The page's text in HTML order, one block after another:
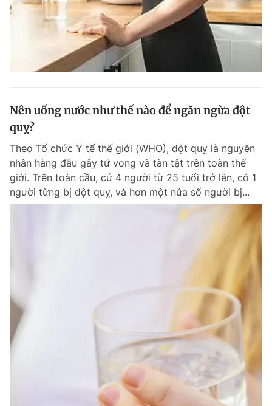
Nên uống nước như thế nào để ngăn ngừa đột
quỵ?
Theo Tổ chức Y tế thế giới (WHO), đột quỵ là nguyên
nhân hàng đầu gây tử vong và tàn tật trên toàn thế
giới. Trên toàn cầu, cứ 4 người từ 25 tuổi trở lên, có 1
người từng bị đột quỵ, và hơn một nửa số người bị...